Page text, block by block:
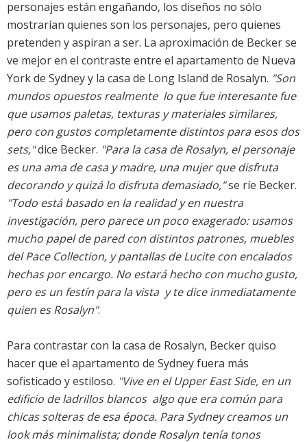
personajes están engañando, los diseños no sólo
mostrarían quienes son los personajes, pero quienes
pretenden y aspiran a ser. La aproximación de Becker se
ve mejor en el contraste entre el apartamento de Nueva
York de Sydney y la casa de Long Island de Rosalyn. "Son
mundos opuestos realmente  lo que fue interesante fue
que usamos paletas, texturas y materiales similares,
pero con gustos completamente distintos para esos dos
sets,"dice Becker. "Para la casa de Rosalyn, el personaje
es una ama de casa y madre, una mujer que disfruta
decorando y quizá lo disfruta demasiado,"se ríe Becker.
"Todo está basado en la realidad y en nuestra
investigación, pero parece un poco exagerado: usamos
mucho papel de pared con distintos patrones, muebles
del Pace Collection, y pantallas de Lucite con encalados
hechas por encargo. No estará hecho con mucho gusto,
pero es un festín para la vista  y te dice inmediatamente
quien es Rosalyn".
Para contrastar con la casa de Rosalyn, Becker quiso
hacer que el apartamento de Sydney fuera más
sofisticado y estiloso. "Vive en el Upper East Side, en un
edificio de ladrillos blancos  algo que era común para
chicas solteras de esa época. Para Sydney creamos un
look más minimalista; donde Rosalyn tenía tonos